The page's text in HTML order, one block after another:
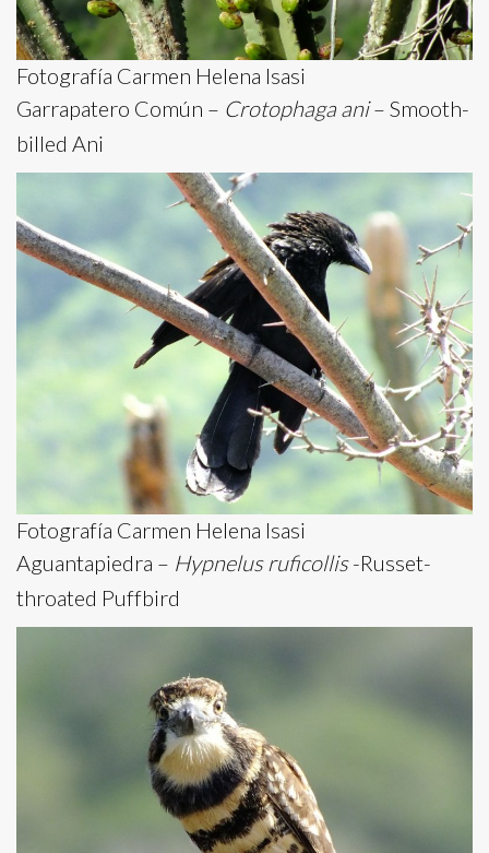
Fotografía Carmen Helena Isasi
Garrapatero Común – Crotophaga ani– Smooth-
billed Ani
Fotografía Carmen Helena Isasi
Aguantapiedra – Hypnelus ruficollis-Russet-
throated Puffbird